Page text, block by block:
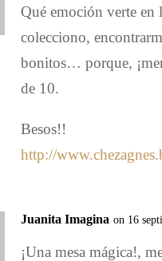
Qué emoción verte en
colecciono,
bonitos… porque,
de 10.
Besos!!
http://
Juanita Imagina on 16
¡Una mesa mágica!,